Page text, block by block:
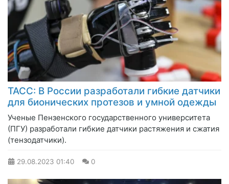
ТАСС: В России разработали гибкие датчики
для бионических протезов и умной одежды
Ученые Пензенского государственного университета
(ПГУ) разработали гибкие датчики растяжения и сжатия
(тензодатчики).
29.08.2023 01:40 0